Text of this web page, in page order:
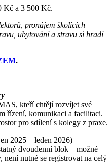
Kč a 3 500 Kč.
pronájem školících
ubytování a stravu si hradí
.
kteří chtějí rozvíjet své
řízení, komunikaci a facilitaci.
pro sdílení s kolegy z praxe.
2025 – leden 2026)
dvoudenní blok – možné
není nutné se registrovat na celý